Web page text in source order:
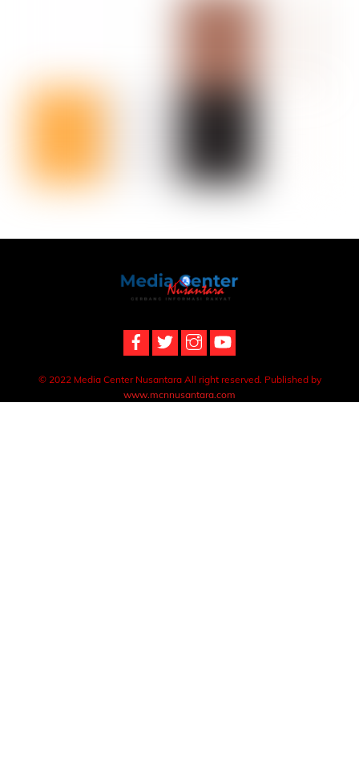
Back
To
© 2022 Media Center Nusantara All right reserved. Published by
www.mcnnusantara.com